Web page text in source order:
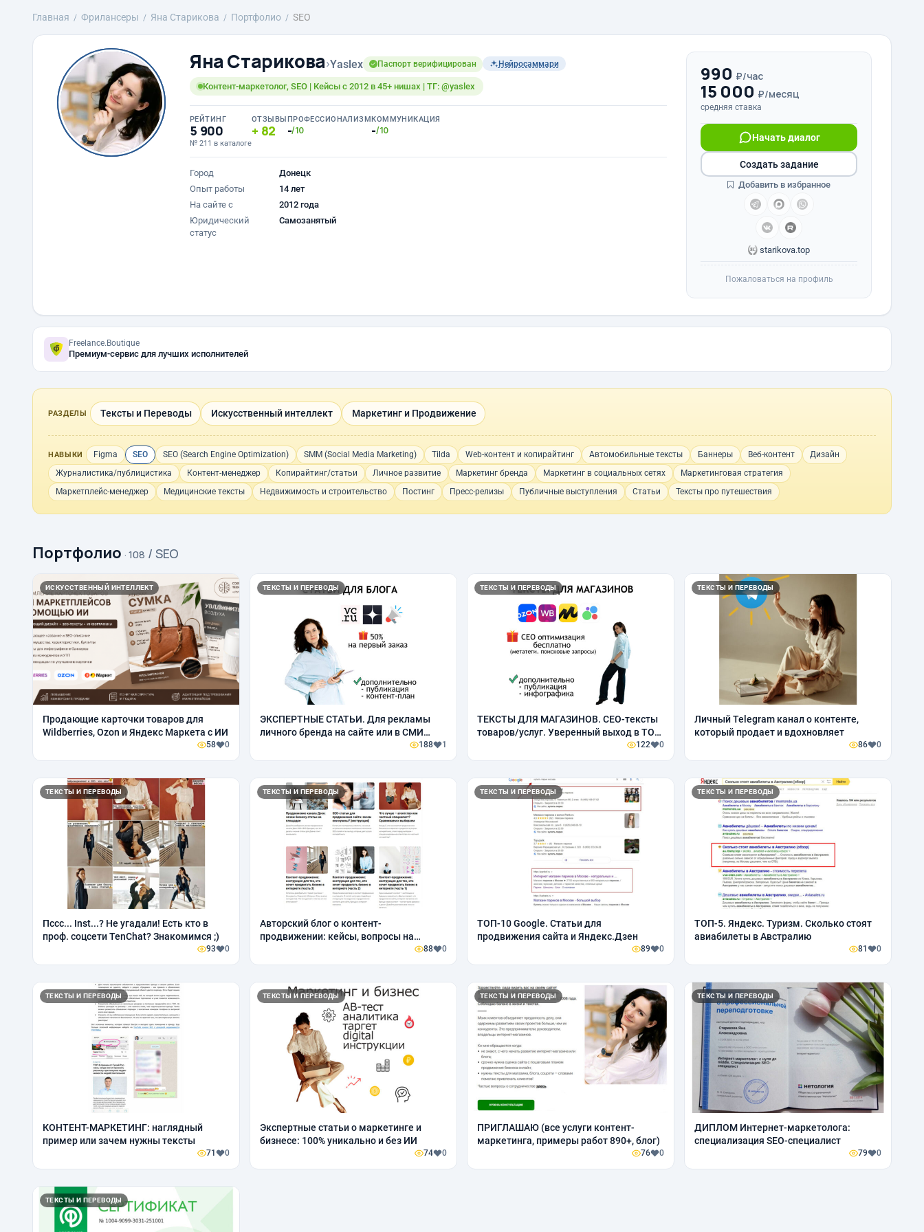
Главная Фрилансеры Яна Старикова Портфолио SEO
Яна Старикова›Yaslex Паспорт верифицирован Нейросаммари
Контент-маркетолог, SEO | Кейсы с 2012 в 45+ нишах | ТГ: @yaslex
РЕЙТИНГ
5 900
№ 211 в каталоге
ОТЗЫВЫ
82
ПРОФЕССИОНАЛИЗМ
-/10
КОММУНИКАЦИЯ
-/10
Город
Донецк
Опыт работы
14 лет
На сайте с
2012 года
Юридический
статус
Самозанятый
990 ₽/час
15 000 ₽/месяц
средняя ставка
Начать диалог
starikova.top
Создать задание
Добавить в избранное
Пожаловаться на профиль
Freelance.Boutique
Премиум-сервис для лучших исполнителей
РАЗДЕЛЫ Тексты и Переводы Искусственный интеллект Маркетинг и Продвижение
НАВЫКИ Figma SEO SEO (Search Engine Optimization) SMM (Social Media Marketing) Tilda Web-контент и копирайтинг Автомобильные тексты Баннеры Веб-контент
Дизайн
Журналистика/публицистика
Контент-менеджер Копирайтинг/статьи Личное развитие Маркетинг бренда Маркетинг в социальных сетях
Маркетинговая стратегия
Маркетплейс-менеджер
Медицинские тексты Недвижимость и строительство Постинг Пресс-релизы Публичные выступления Статьи Тексты про путешествия
Портфолио · 108 / SEO
ИСКУССТВЕННЫЙ ИНТЕЛЛЕКТ
Продающие карточки товаров для
Wildberries, Ozon и Яндекс Маркета с ИИ
58 0
ТЕКСТЫ И ПЕРЕВОДЫ
ЭКСПЕРТНЫЕ СТАТЬИ. Для рекламы
личного бренда на сайте или в СМИ
188 1
ТЕКСТЫ И ПЕРЕВОДЫ
ТЕКСТЫ ДЛЯ МАГАЗИНОВ. СЕО-тексты
товаров/услуг. Уверенный выход в ТОП
122 0
ТЕКСТЫ И ПЕРЕВОДЫ
Личный Telegram канал о контенте,
который продает и вдохновляет
86 0
ТЕКСТЫ И ПЕРЕВОДЫ
Пссс... Inst...? Не угадали! Есть кто в
проф. соцсети TenChat? Знакомимся ;)
93 0
ТЕКСТЫ И ПЕРЕВОДЫ
Авторский блог о контент-
продвижении: кейсы, вопросы на
88 0
ТЕКСТЫ И ПЕРЕВОДЫ
ТОП-10 Google. Статьи для
продвижения сайта и Яндекс.Дзен
89 0
ТЕКСТЫ И ПЕРЕВОДЫ
ТОП-5. Яндекс. Туризм. Сколько стоят
авиабилеты в Австралию
81 0
ТЕКСТЫ И ПЕРЕВОДЫ
КОНТЕНТ-МАРКЕТИНГ: наглядный
пример или зачем нужны тексты
71 0
ТЕКСТЫ И ПЕРЕВОДЫ
Экспертные статьи о маркетинге и
бизнесе: 100% уникально и без ИИ
74 0
ТЕКСТЫ И ПЕРЕВОДЫ
ПРИГЛАШАЮ (все услуги контент-
маркетинга, примеры работ 890+, блог)
76 0
ТЕКСТЫ И ПЕРЕВОДЫ
ДИПЛОМ Интернет-маркетолога:
специализация SEO-специалист
79 0
ТЕКСТЫ И ПЕРЕВОДЫ